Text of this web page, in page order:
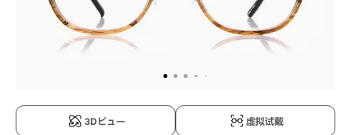
3Dビュー 虚拟试戴